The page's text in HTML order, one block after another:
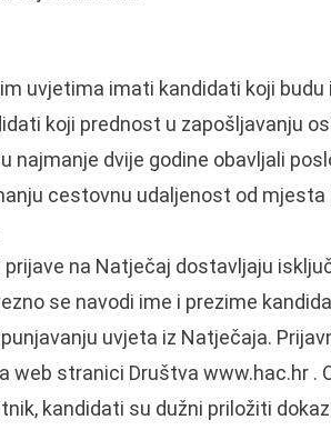
uvjetima imati kandidati koji
koji prednost u zapošljavanju
najmanje dvije godine obavljali
cestovnu udaljenost od
na Natječaj dostavljaju
se navodi ime i prezime
uvjeta iz Natječaja.
web stranici Društva www.hac.hr .
kandidati su dužni priložiti